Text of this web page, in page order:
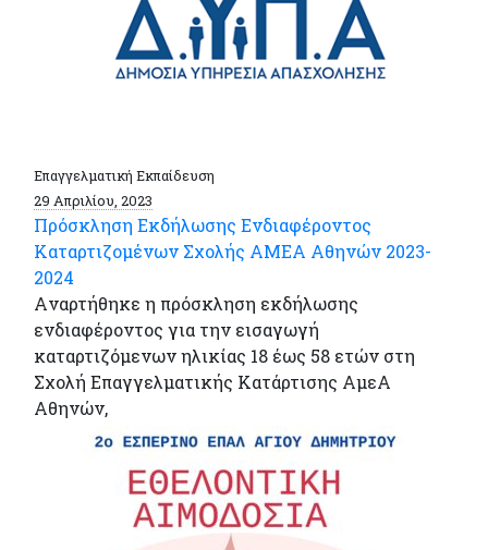
Επαγγελματική Εκπαίδευση
29 Απριλίου, 2023
Πρόσκληση Εκδήλωσης Ενδιαφέροντος
Καταρτιζομένων Σχολής ΑΜΕΑ Αθηνών 2023-
2024
Aναρτήθηκε η πρόσκληση εκδήλωσης
ενδιαφέροντος για την εισαγωγή
καταρτιζόμενων ηλικίας 18 έως 58 ετών στη
Σχολή Επαγγελματικής Κατάρτισης ΑμεΑ
Αθηνών,